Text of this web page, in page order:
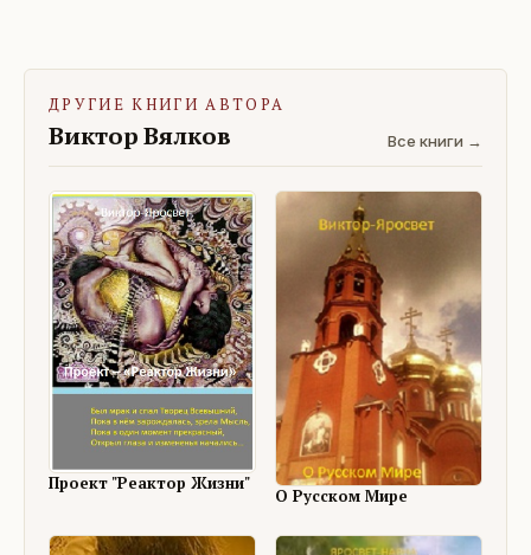
ДРУГИЕ КНИГИ АВТОРА
Виктор Вялков Все книги →
Проект "Реактор Жизни"
О Русском Мире